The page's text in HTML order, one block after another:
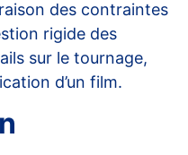
des contraintes
rigide des
sur le tournage,
d’un film.